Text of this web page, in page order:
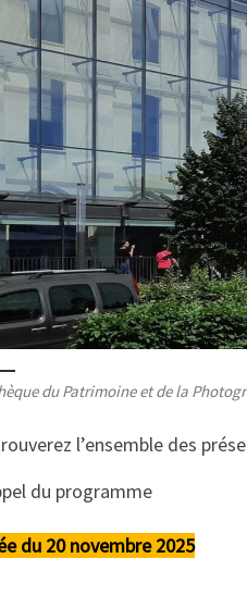
du Patrimoine et de la
l’ensemble des
du programme
du 20 novembre 2025